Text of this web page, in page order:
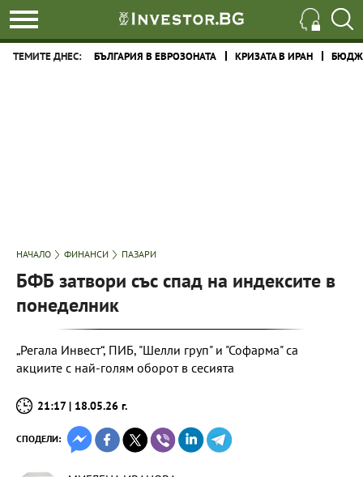
ТЕМИТЕ ДНЕС: БЪЛГАРИЯ В ЕВРОЗОНАТА КРИЗАТА В ИРАН
НАЧАЛО ФИНАНСИ ПАЗАРИ
БФБ затвори със спад на индексите в
понеделник
„Регала Инвест“, ПИБ, "Шелли груп" и "Софарма" са
акциите с най-голям оборот в сесията
21:17 | 18.05.26 г.
СПОДЕЛИ: